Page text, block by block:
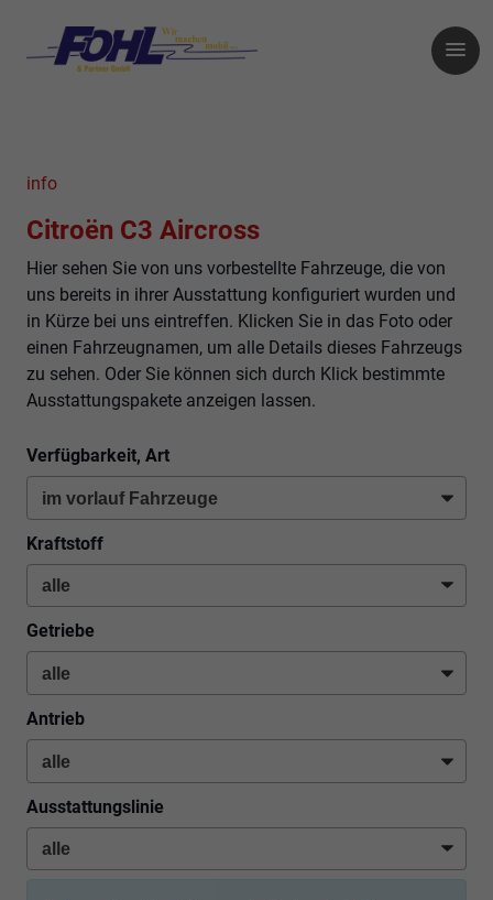
info
Citroën C3 Aircross
Hier sehen Sie von uns vorbestellte Fahrzeuge, die von
uns bereits in ihrer Ausstattung konfiguriert wurden und
in Kürze bei uns eintreffen. Klicken Sie in das Foto oder
einen Fahrzeugnamen, um alle Details dieses Fahrzeugs
zu sehen. Oder Sie können sich durch Klick bestimmte
Ausstattungspakete anzeigen lassen.
Verfügbarkeit, Art
Kraftstoff
Getriebe
Antrieb
Ausstattungslinie